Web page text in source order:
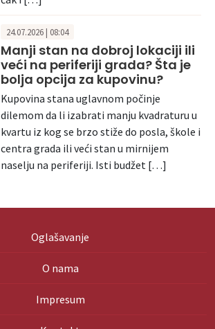
24.07.2026 | 08:04
Manji stan na dobroj lokaciji ili
veći na periferiji grada? Šta je
bolja opcija za kupovinu?
Kupovina stana uglavnom počinje
dilemom da li izabrati manju kvadraturu u
kvartu iz kog se brzo stiže do posla, škole i
centra grada ili veći stan u mirnijem
naselju na periferiji. Isti budžet […]
Oglašavanje
O nama
Impresum